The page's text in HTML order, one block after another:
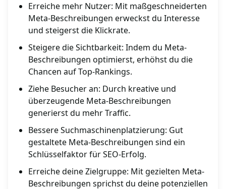
Erreiche mehr Nutzer: Mit maßgeschneiderten
Meta-Beschreibungen erweckst du Interesse
und steigerst die Klickrate.
Steigere die Sichtbarkeit: Indem du Meta-
Beschreibungen optimierst, erhöhst du die
Chancen auf Top-Rankings.
Ziehe Besucher an: Durch kreative und
überzeugende Meta-Beschreibungen
generierst du mehr Traffic.
Bessere Suchmaschinenplatzierung: Gut
gestaltete Meta-Beschreibungen sind ein
Schlüsselfaktor für SEO-Erfolg.
Erreiche deine Zielgruppe: Mit gezielten Meta-
Beschreibungen sprichst du deine potenziellen